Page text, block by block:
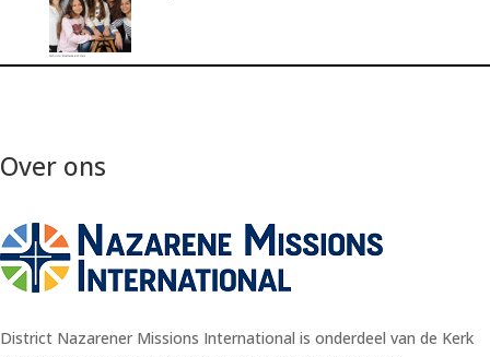
Over ons
District Nazarener Missions International is onderdeel van de Kerk